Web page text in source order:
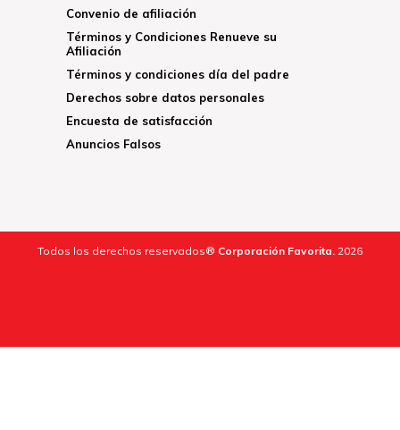
Convenio de afiliación
Términos y Condiciones Renueve su
Afiliación
Términos y condiciones día del padre
Derechos sobre datos personales
Encuesta de satisfacción
Anuncios Falsos
Todos los derechos reservados® Corporación Favorita. 2026